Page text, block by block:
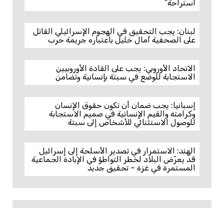
استراحة”
لبنان: يجب التحقيق في الهجوم الإسرائيلي القاتل
على الصحفية آمال خليل باعتباره جريمة حرب
الاتحاد الأوروبي: يجب على القادة الأوروبيين
الاستجابة للوضع في سبتة بإنسانية وتضامن
إسبانيا: يجب ضمان أن تكون حقوق الإنسان
وكرامته والقيم الإنسانية في صميم الاستجابة
للوصول الاستثنائي للأشخاص إلى سبتة
الهند: الاستمرار في تصدير الأسلحة إلى إسرائيل
قد يعرّض البلاد لخطر التواطؤ في الإبادة الجماعية
المستمرة في غزة – تحقيق جديد